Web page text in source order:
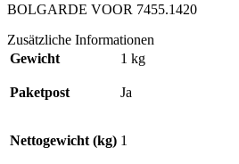
BOLGARDE VOOR 7455.1420
Zusätzliche Informationen
Gewicht
1 kg
Paketpost Ja
Nettogewicht (kg) 1